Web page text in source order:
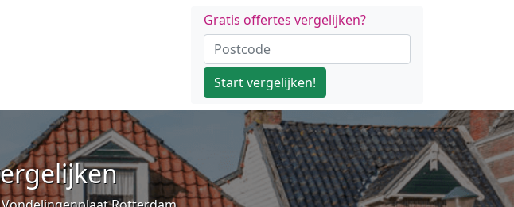
Gratis offertes vergelijken?
Start vergelijken!